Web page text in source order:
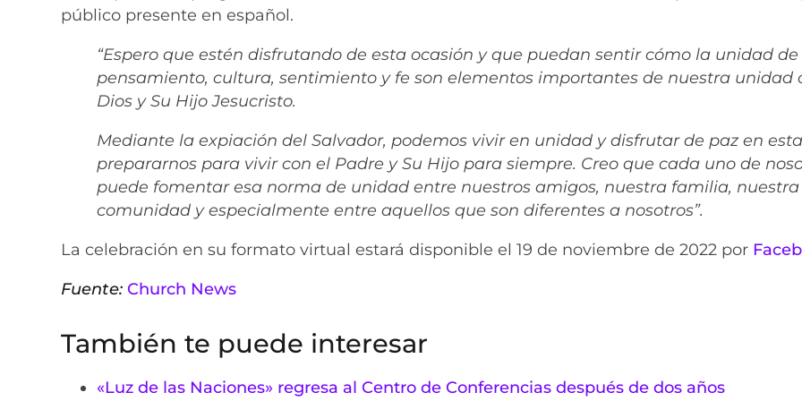
público presente en español.
“Espero que estén disfrutando de esta ocasión y que puedan sentir cómo la unidad de
pensamiento, cultura, sentimiento y fe son elementos importantes de nuestra unidad
Dios y Su Hijo Jesucristo.
Mediante la expiación del Salvador, podemos vivir en unidad y disfrutar de paz en
prepararnos para vivir con el Padre y Su Hijo para siempre. Creo que cada uno de
puede fomentar esa norma de unidad entre nuestros amigos, nuestra familia, nuestra
comunidad y especialmente entre aquellos que son diferentes a nosotros”.
La celebración en su formato virtual estará disponible el 19 de noviembre de 2022 por
Fuente: Church News
También te puede interesar
«Luz de las Naciones» regresa al Centro de Conferencias después de dos años